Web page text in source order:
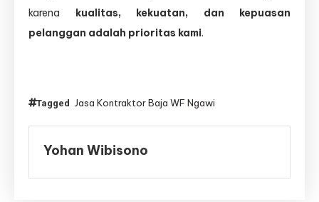
karena kualitas, kekuatan, dan kepuasan
pelanggan adalah prioritas kami.
Tagged Jasa Kontraktor Baja WF Ngawi
Yohan Wibisono